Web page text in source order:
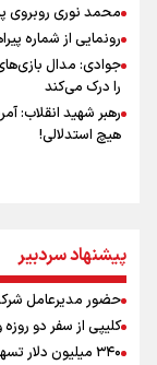
محمد نوری روبروی
رونمایی از شماره
جوادی: مدال
را درک می‌کند
رهبر شهید انقلاب:
هیچ استدلالی!
گرامیداشت روز خبرنگار
ونس: در حال کار بر
علی‌نژاد در مراسم
در سال گذشته تا به
پیشنهاد سردبیر
حضور مدیرعامل
کلیپی از سفر دو
۳۴۰ میلیون